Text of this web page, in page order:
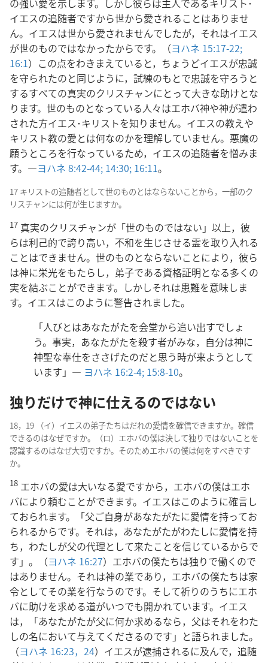
の強い愛を示します。しかし彼らは主人であるキリスト･
イエスの追随者ですから世から愛されることはありませ
ん。イエスは世から愛されませんでしたが，それはイエス
が世のものではなかったからです。（ヨハネ 15:17-22;
16:1）この点をわきまえていると，ちょうどイエスが忠誠
を守られたのと同じように，試練のもとで忠誠を守ろうと
するすべての真実のクリスチャンにとって大きな助けとな
ります。世のものとなっている人々はエホバ神や神が遣わ
された方イエス･キリストを知りません。イエスの教えや
キリスト教の愛とは何なのかを理解していません。悪魔の
願うところを行なっているため，イエスの追随者を憎みま
す。―ヨハネ 8:42-44; 14:30; 16:11。
17 キリストの追随者として世のものとはならないことから，一部のク
リスチャンには何が生じますか。
17 真実のクリスチャンが「世のものではない」以上，彼
らは利己的で誇り高い，不和を生じさせる霊を取り入れる
ことはできません。世のものとならないことにより，彼ら
は神に栄光をもたらし，弟子である資格証明となる多くの
実を結ぶことができます。しかしそれは患難を意味しま
す。イエスはこのように警告されました。
「人びとはあなたがたを会堂から追い出すでしょ
う。事実，あなたがたを殺す者がみな，自分は神に
神聖な奉仕をささげたのだと思う時が来ようとして
います」― ヨハネ 16:2-4; 15:8-10。
独りだけで神に仕えるのではない
18，19 （イ）イエスの弟子たちはだれの愛情を確信できますか。確信
できるのはなぜですか。（ロ）エホバの僕は決して独りではないことを
認識するのはなぜ大切ですか。そのためエホバの僕は何をすべきです
か。
18 エホバの愛は大いなる愛ですから，エホバの僕はエホ
バにより頼むことができます。イエスはこのように確言し
ておられます。「父ご自身があなたがたに愛情を持ってお
られるからです。それは，あなたがたがわたしに愛情を持
ち，わたしが父の代理として来たことを信じているからで
す」。（ヨハネ 16:27）エホバの僕たちは独りで働くので
はありません。それは神の業であり，エホバの僕たちは家
令としてその業を行なうのです。そして祈りのうちにエホ
バに助けを求める道がいつでも開かれています。イエス
は，「あなたがたが父に何か求めるなら，父はそれをわた
しの名において与えてくださるのです」と語られました。
（ヨハネ 16:23，24）イエスが逮捕されるに及んで，追随